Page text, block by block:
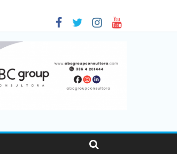
el país, un 5,9% más que en 2025